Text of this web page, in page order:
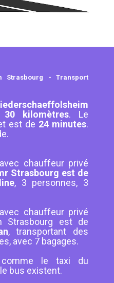
Strasbourg - Transport
kilomètres. Le
est de 24 minutes.
chauffeur privé
Strasbourg est de
, 3 personnes, 3
chauffeur privé
Strasbourg est de
, transportant des
avec 7 bagages.
comme le taxi du
bus existent.